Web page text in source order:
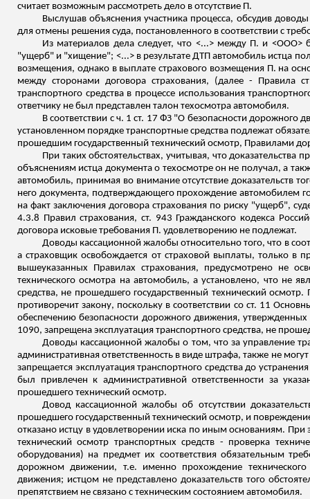
считает возможным рассмотреть дело в отсутствие П.
Выслушав объяснения участника процесса, обсудив
для отмены решения суда, постановленного в соответствии с
Из материалов дела следует, что <...> между П. и <ООО>
"ущерб" и "хищение"; <...> в результате ДТП автомобиль истца
возмещения, однако в выплате страхового возмещения П. на
между сторонами договора страхования, (далее - Правила
транспортного средства в процессе использования
ответчику не был представлен талон техосмотра автомобиля.
В соответствии с ч. 1 ст. 17 ФЗ "О безопасности дорожного
установленном порядке транспортные средства подлежат
прошедшим государственный технический осмотр, Правилами
При таких обстоятельствах, учитывая, что
объяснениям истца документа о техосмотре он не получал, а
автомобиль, принимая во внимание отсутствие доказательств
него документа, подтверждающего прохождение автомобилем
на факт заключения договора страхования по риску "ущерб",
4.3.8 Правил страхования, ст. 943 Гражданского кодекса
договора исковые требования П. удовлетворению не подлежат.
Доводы кассационной жалобы относительно того, что в
а страховщик освобождается от страховой выплаты, только в
вышеуказанных Правилах страхования, предусмотрено не
технического осмотра на автомобиль, а установлено, что не
средства, не прошедшего государственный технический осмотр.
противоречит закону, поскольку в соответствии со ст. 11
обеспечению безопасности дорожного движения,
1090, запрещена эксплуатация транспортного средства, не
Доводы кассационной жалобы о том, что за управление
административная ответственность в виде штрафа, также не
запрещается эксплуатация транспортного средства до
был привлечен к административной ответственности за
прошедшего технический осмотр.
Довод кассационной жалобы об отсутствии доказатель
прошедшего государственный технический осмотр, и
отказано истцу в удовлетворении иска по иным основаниям. При
технический осмотр транспортных средств - проверка
оборудования) на предмет их соответствия обязательным
дорожном движении, т.е. именно прохождение технического
движения; истцом не представлено доказательств того
препятствием не связано с техническим состоянием автомобиля.